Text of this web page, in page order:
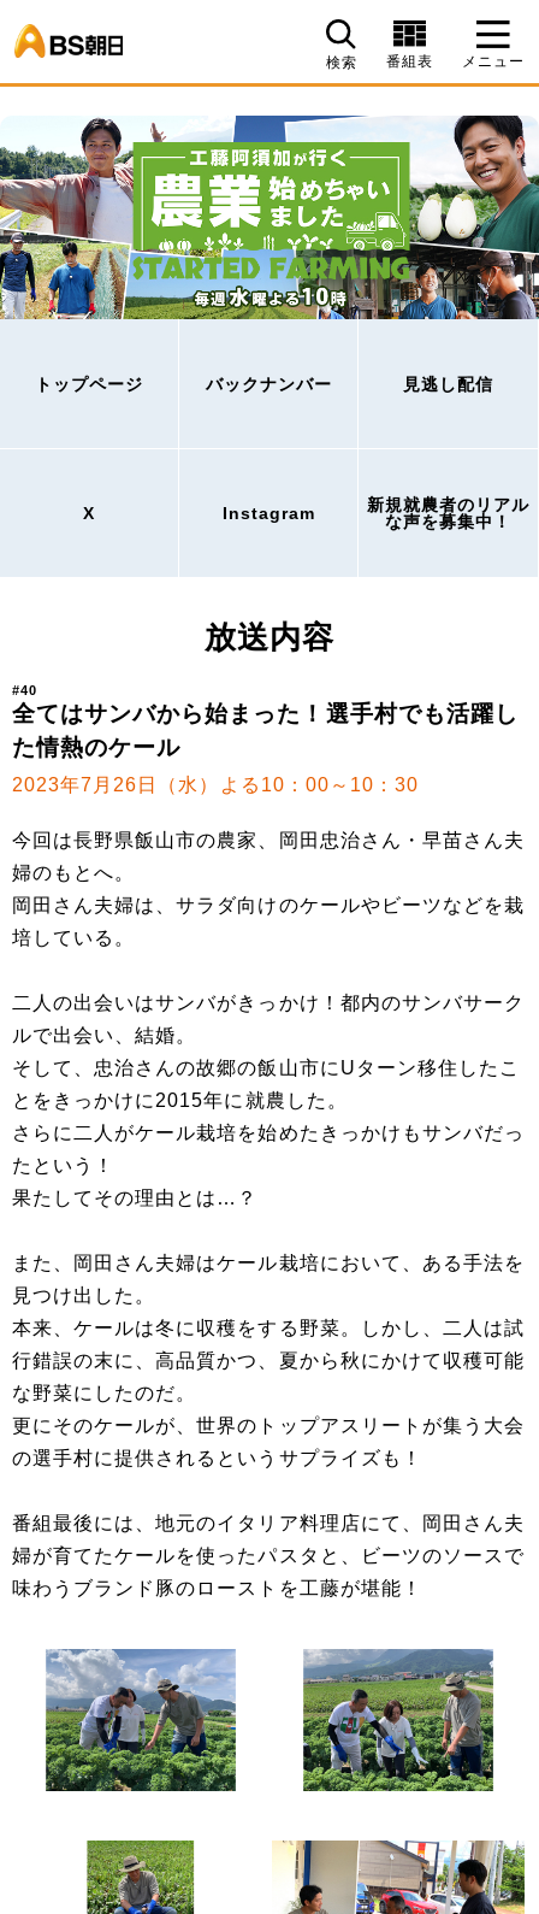
検索 番組表 メニュー
トップページ バックナンバー 見逃し配信
X Instagram
新規就農者のリアル
な声を募集中！
放送内容
#40
全てはサンバから始まった！選手村でも活躍し
た情熱のケール
2023年7月26日（水）よる10：00～10：30
今回は長野県飯山市の農家、岡田忠治さん・早苗さん夫
婦のもとへ。
岡田さん夫婦は、サラダ向けのケールやビーツなどを栽
培している。
二人の出会いはサンバがきっかけ！都内のサンバサーク
ルで出会い、結婚。
そして、忠治さんの故郷の飯山市にUターン移住したこ
とをきっかけに2015年に就農した。
さらに二人がケール栽培を始めたきっかけもサンバだっ
たという！
果たしてその理由とは…？
また、岡田さん夫婦はケール栽培において、ある手法を
見つけ出した。
本来、ケールは冬に収穫をする野菜。しかし、二人は試
行錯誤の末に、高品質かつ、夏から秋にかけて収穫可能
な野菜にしたのだ。
更にそのケールが、世界のトップアスリートが集う大会
の選手村に提供されるというサプライズも！
番組最後には、地元のイタリア料理店にて、岡田さん夫
婦が育てたケールを使ったパスタと、ビーツのソースで
味わうブランド豚のローストを工藤が堪能！